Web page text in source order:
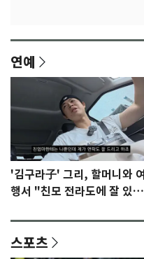
연예
'김구라子' 그리, 할머니와 여
행서 "친모 전라도에 잘 있
스포츠